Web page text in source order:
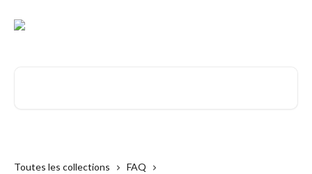
Toutes les collections
FAQ